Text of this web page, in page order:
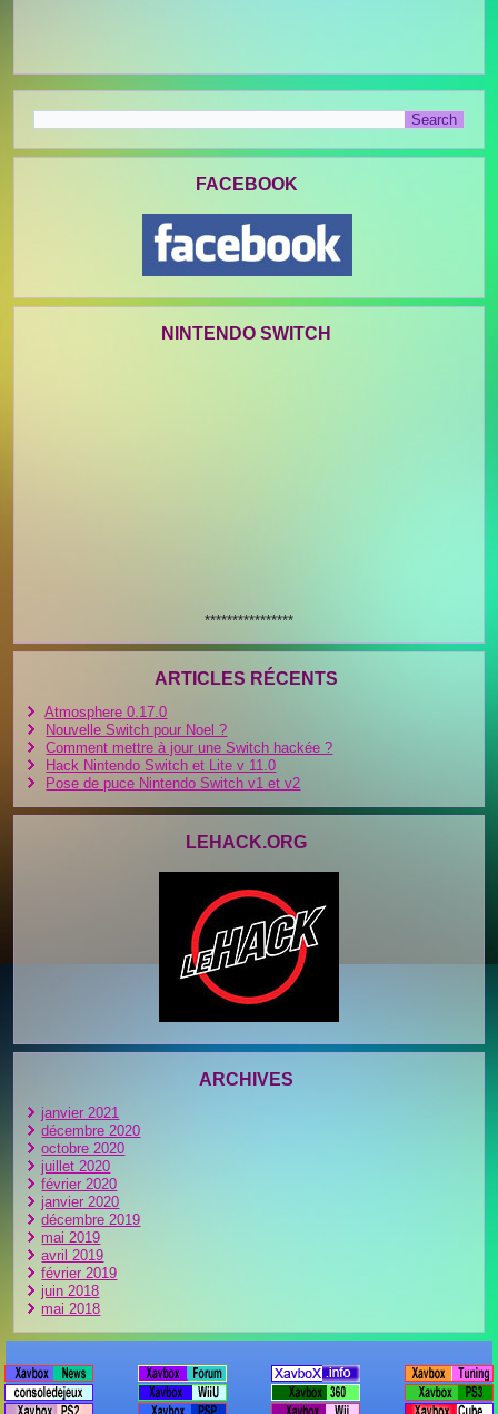
FACEBOOK
NINTENDO SWITCH
****************
ARTICLES RÉCENTS
Atmosphere 0.17.0
Nouvelle Switch pour Noel ?
Comment mettre à jour une Switch hackée ?
Hack Nintendo Switch et Lite v 11.0
Pose de puce Nintendo Switch v1 et v2
LEHACK.ORG
ARCHIVES
janvier 2021
décembre 2020
octobre 2020
juillet 2020
février 2020
janvier 2020
décembre 2019
mai 2019
avril 2019
février 2019
juin 2018
mai 2018